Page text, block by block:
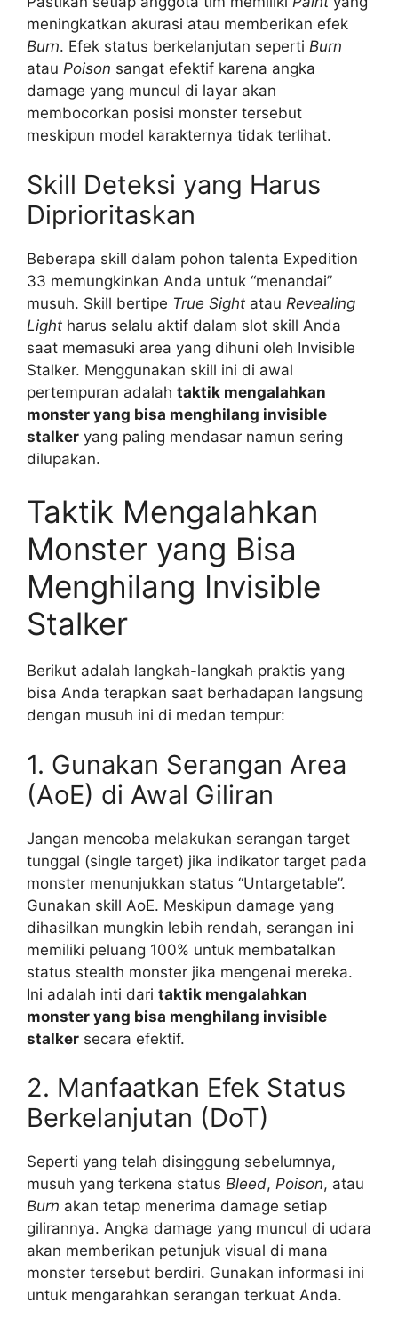
meningkatkan akurasi atau memberikan efek
Burn. Efek status berkelanjutan seperti Burn
atau Poison sangat efektif karena angka
damage yang muncul di layar akan
membocorkan posisi monster tersebut
meskipun model karakternya tidak terlihat.
Skill Deteksi yang Harus
Diprioritaskan
Beberapa skill dalam pohon talenta Expedition
33 memungkinkan Anda untuk “menandai”
musuh. Skill bertipe True Sight atau Revealing
Light harus selalu aktif dalam slot skill Anda
saat memasuki area yang dihuni oleh Invisible
Stalker. Menggunakan skill ini di awal
pertempuran adalah taktik mengalahkan
monster yang bisa menghilang invisible
stalker yang paling mendasar namun sering
dilupakan.
Taktik Mengalahkan
Monster yang Bisa
Menghilang Invisible
Stalker
Berikut adalah langkah-langkah praktis yang
bisa Anda terapkan saat berhadapan langsung
dengan musuh ini di medan tempur:
1. Gunakan Serangan Area
(AoE) di Awal Giliran
Jangan mencoba melakukan serangan target
tunggal (single target) jika indikator target pada
monster menunjukkan status “Untargetable”.
Gunakan skill AoE. Meskipun damage yang
dihasilkan mungkin lebih rendah, serangan ini
memiliki peluang 100% untuk membatalkan
status stealth monster jika mengenai mereka.
Ini adalah inti dari taktik mengalahkan
monster yang bisa menghilang invisible
stalker secara efektif.
2. Manfaatkan Efek Status
Berkelanjutan (DoT)
Seperti yang telah disinggung sebelumnya,
musuh yang terkena status Bleed, Poison, atau
Burn akan tetap menerima damage setiap
gilirannya. Angka damage yang muncul di udara
akan memberikan petunjuk visual di mana
monster tersebut berdiri. Gunakan informasi ini
untuk mengarahkan serangan terkuat Anda.